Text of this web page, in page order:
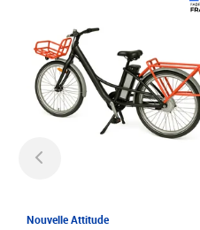
Nouvelle Attitude